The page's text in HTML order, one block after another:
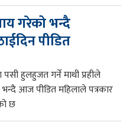
गरेको भन्दै
पीडित
हुलहुजत गर्ने माथी प्रहीले
आज पीडित महिलाले पत्रकार
छ